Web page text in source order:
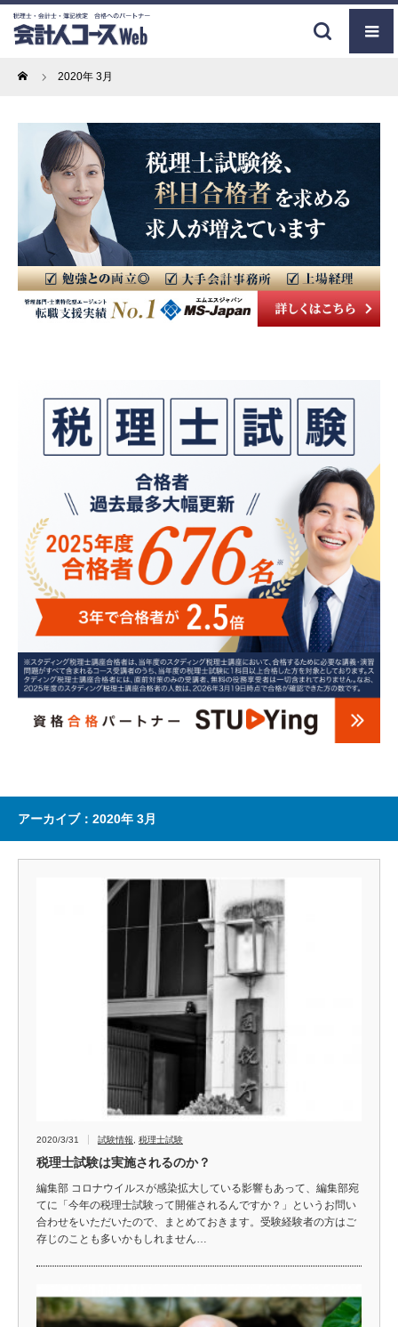
Home 2020年 3月
アーカイブ：2020年 3月
2020/3/31 試験情報 税理士試験
税理士試験は実施されるのか？
編集部 コロナウイルスが感染拡大している影響もあって、編集部宛
てに「今年の税理士試験って開催されるんですか？」というお問い
合わせをいただいたので、まとめておきます。受験経験者の方はご
存じのことも多いかもしれません…